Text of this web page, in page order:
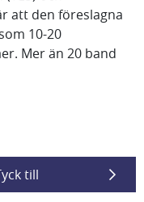
att den föreslagna
10-20
Mer än 20 band
till